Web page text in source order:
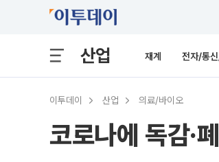
산업 재계 전자/통
이투데이 산업 의료/바이오
코로나에 독감·